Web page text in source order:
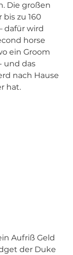
Die großen
zu 160
dafür wird
horse
ein Groom
und das
nach Hause
hat.
Aufriß Geld
der Duke